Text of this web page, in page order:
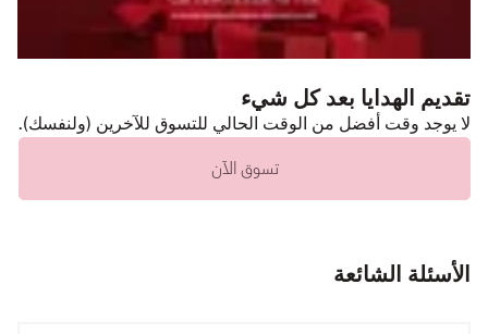
تقديم الهدايا بعد كل شيء
لا يوجد وقت أفضل من الوقت الحالي للتسوق للآخرين (ولنفسك).
تسوق الآن
الأسئلة الشائعة